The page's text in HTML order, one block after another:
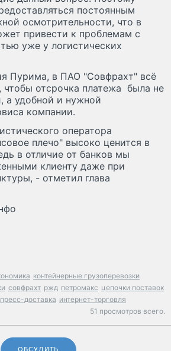
постоянным
осмотрительности, что в
привести к проблемам с
уже у логистических
Пурима, в ПАО "Совфрахт" всё
чтобы отсрочка платежа была не
а удобной и нужной
компании.
оператора
плечо" высоко ценится в
в отличие от банков мы
клиенту даже при
- отметил глава
контейнерные грузоперевозки
совфрахт ржд петромакс цепочки поставок
доставка интернет-торговля
51 просмотров всего.
ОБСУДИТЬ